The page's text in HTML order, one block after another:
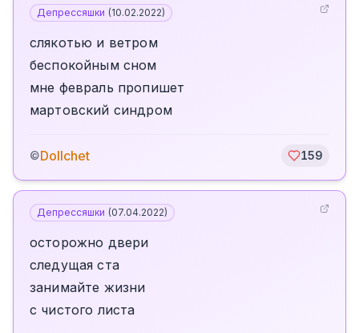
Депрессяшки (10.02.2022)
слякотью и ветром
беспокойным сном
мне февраль пропишет
мартовский синдром
©Dollchet 159
Депрессяшки (07.04.2022)
осторожно двери
следущая ста
занимайте жизни
с чистого листа